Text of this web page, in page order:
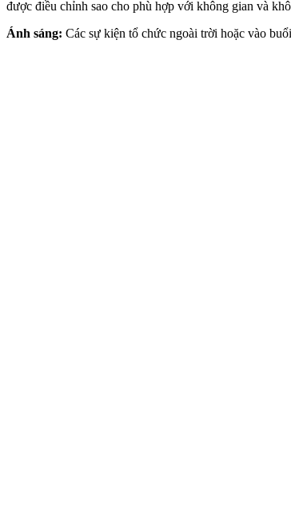
được điều chỉnh sao cho phù hợp với không gian và
Ánh sáng: Các sự kiện tổ chức ngoài trời hoặc vào